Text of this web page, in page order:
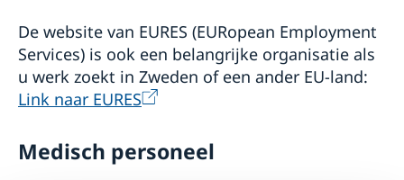
Sociale verzekeringen
Tradities
Zweden voor kinderen
Overige informatie
Links
De website van EURES (EURopean Employment
Services) is ook een belangrijke organisatie als
u werk zoekt in Zweden of een ander EU-land:
Link naar EURES
Medisch personeel